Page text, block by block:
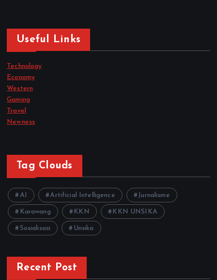
Useful Links
Technology
Economy
Western
Gaming
Travel
Newness
Tag Clouds
AI Artificial Intelligence Jurnalisme
Karawang KKN KKN UNSIKA
Sosialisasi Unsika
Recent Post